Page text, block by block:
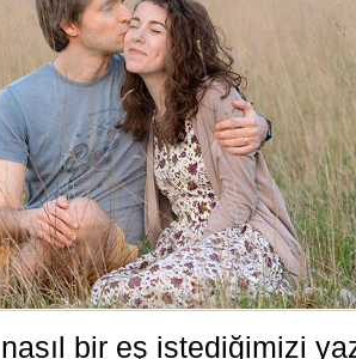
bir eş istediğimizi